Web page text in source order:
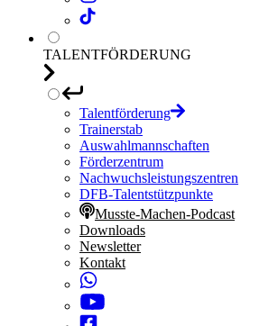
TALENTFÖRDERUNG
Talentförderung
Trainerstab
Auswahlmannschaften
Förderzentrum
Nachwuchsleistungszentren
DFB-Talentstützpunkte
Musste-Machen-Podcast
Downloads
Newsletter
Kontakt